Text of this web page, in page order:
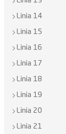
Linia 14
Linia 15
Linia 16
Linia 17
Linia 18
Linia 19
Linia 20
Linia 21